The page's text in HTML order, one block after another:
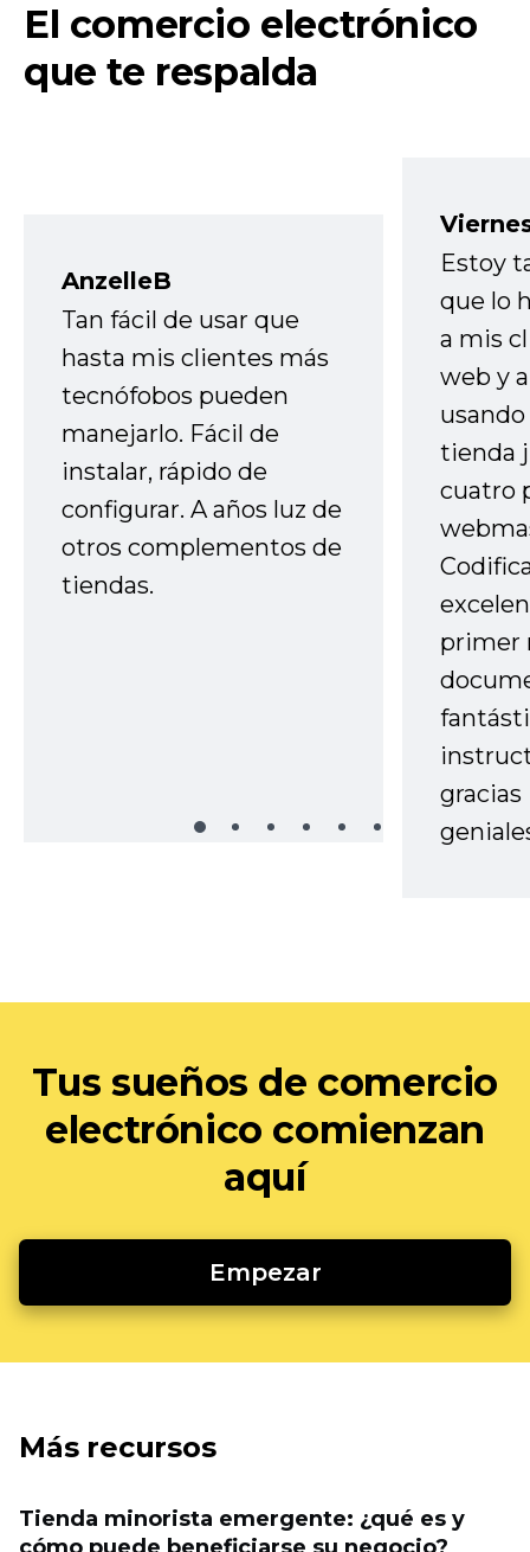
El comercio electrónico
que te respalda
AnzelleB
Tan fácil de usar que
hasta mis clientes más
tecnófobos pueden
manejarlo. Fácil de
instalar, rápido de
configurar. A años luz de
otros complementos de
tiendas.
Estoy
que lo
a mis
web y
tienda
cuatro
primer
gracias
Tus sueños de comercio
electrónico comienzan
aquí
Empezar
Más recursos
Tienda minorista emergente: ¿qué es y